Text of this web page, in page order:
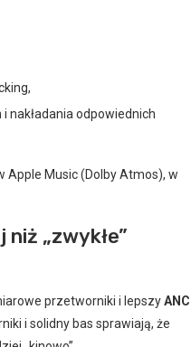
nakładania odpowiednich
Apple Music (Dolby Atmos), w
„zwykłe”
przetworniki i lepszyANC
i solidny bas sprawiają, że